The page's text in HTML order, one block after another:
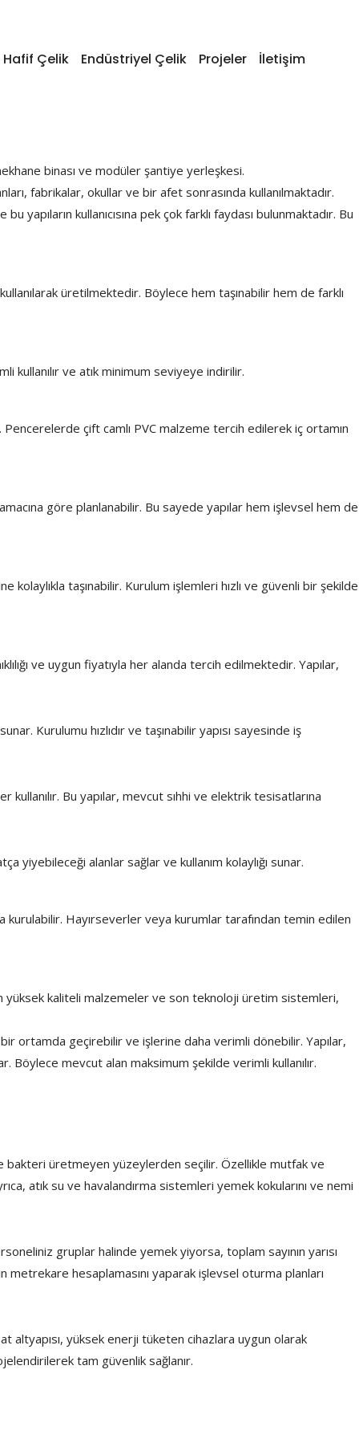
Hafif Çelik Endüstriyel Çelik Projeler İletişim
fabrikalar, okullar ve bir afet sonrasında kullanılmaktadır.
yapıların kullanıcısına pek çok farklı faydası bulunmaktadır. Bu
üretilmektedir. Böylece hem taşınabilir hem de farklı
ve atık minimum seviyeye indirilir.
Pencerelerde çift camlı PVC malzeme tercih edilerek iç ortamın
göre planlanabilir. Bu sayede yapılar hem işlevsel hem de
taşınabilir. Kurulum işlemleri hızlı ve güvenli bir şekilde
ve uygun fiyatıyla her alanda tercih edilmektedir. Yapılar,
Kurulumu hızlıdır ve taşınabilir yapısı sayesinde iş
Bu yapılar, mevcut sıhhi ve elektrik tesisatlarına
yiyebileceği alanlar sağlar ve kullanım kolaylığı sunar.
kurulabilir. Hayırseverler veya kurumlar tarafından temin edilen
yüksek kaliteli malzemeler ve son teknoloji üretim sistemleri,
bir ortamda geçirebilir ve işlerine daha verimli dönebilir. Yapılar,
Böylece mevcut alan maksimum şekilde verimli kullanılır.
bakteri üretmeyen yüzeylerden seçilir. Özellikle mutfak ve
atık su ve havalandırma sistemleri yemek kokularını ve nemi
gruplar halinde yemek yiyorsa, toplam sayının yarısı
hesaplamasını yaparak işlevsel oturma planları
altyapısı, yüksek enerji tüketen cihazlara uygun olarak
tam güvenlik sağlanır.